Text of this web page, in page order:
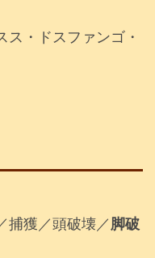
ス・ドスファンゴ・
捕獲／頭破壊／脚破